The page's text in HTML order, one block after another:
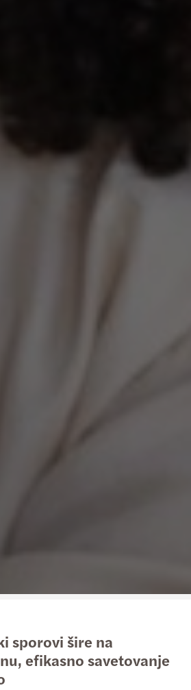
sporovi šire na
efikasno savetovanje